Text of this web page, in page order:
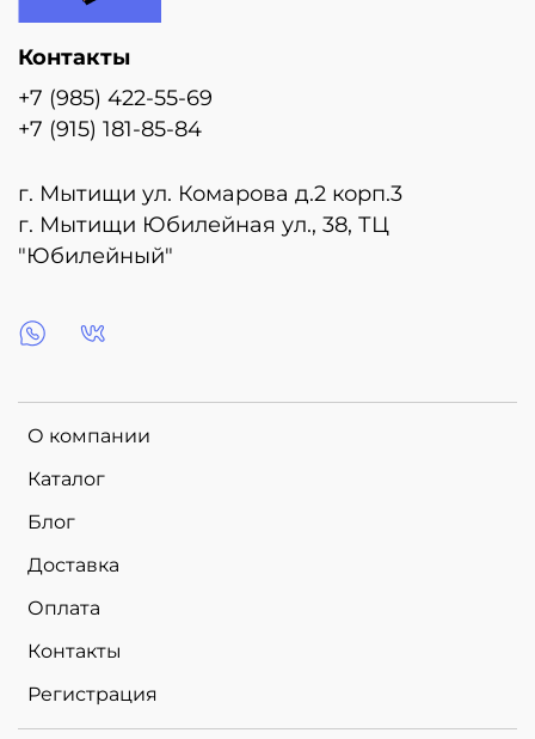
О компании
Каталог
Блог
Доставка
Оплата
Контакты
Регистрация
Контакты
+7 (985) 422-55-69
+7 (915) 181-85-84
г. Мытищи ул. Комарова д.2 корп.3
г. Мытищи Юбилейная ул., 38, ТЦ
"Юбилейный"